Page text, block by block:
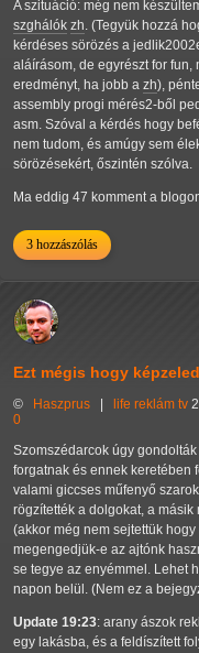
A szituáció: még nem
szghálók zh. (Tegyük hozzá
kérdéses sörözés a
aláírásom, de egyrészt for
eredményt, ha jobb a zh),
assembly progi mérés2-ből
asm. Szóval a kérdés hogy
nem tudom, és amúgy sem
sörözésekért, őszintén szólva.
Ma eddig 47 komment a
3 hozzászólás
Ezt mégis hogy
© Haszprus life reklám tv
0
Szomszédarcok úgy
forgatnak és ennek keretében
valami giccses műfenyő
rögzítették a dolgokat, a
(akkor még nem sejtettük
megengedjük-e az ajtónk
se tegye az enyémmel. Lehet
napon belül. (Nem ez a
Update 19:23: arany ászok
egy lakásba, és a feldíszített